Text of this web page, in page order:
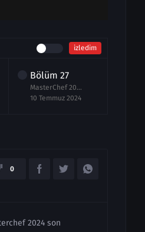
izledim
Bölüm27
MasterChef 2024 27.Bölüm izle 10 Temmuz
10 Temmuz 2024
0
2024 son